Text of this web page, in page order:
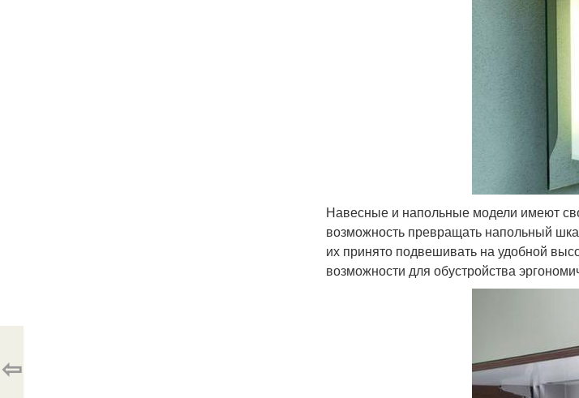
Навесные и напольные модели имеют
возможность превращать напольный
их принято подвешивать на удобной
возможности для обустройства
⇦